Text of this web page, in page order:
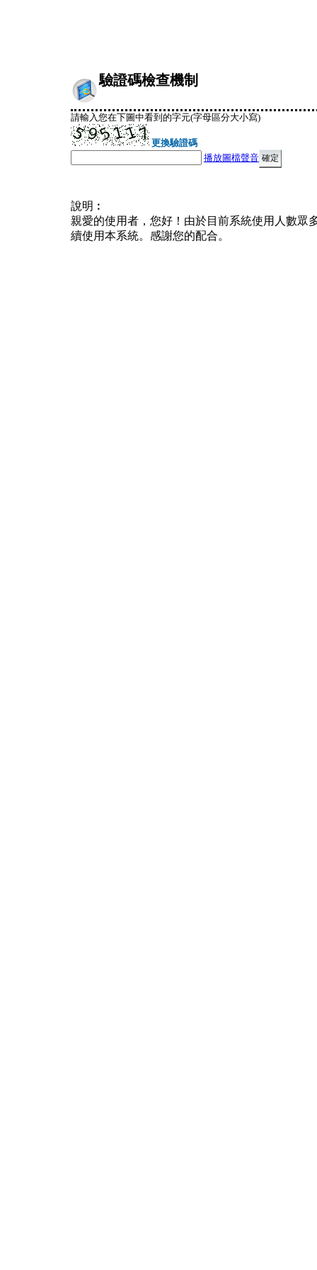
驗證碼檢查機制
請輸入您在下圖中看到的字元(字母區分大小寫)
更換驗證碼
播放圖檔聲音
說明︰
親愛的使用者，您好！由於目前系統使用人數眾
續使用本系統。感謝您的配合。